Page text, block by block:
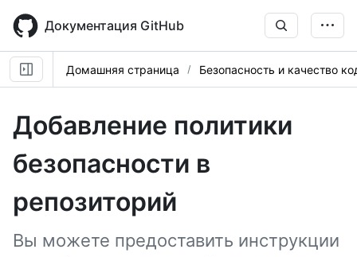
main
content
Документация GitHub
Домашняя страница Безопасность и качество
Добавление политики
безопасности в
репозиторий
Вы можете предоставить инструкции